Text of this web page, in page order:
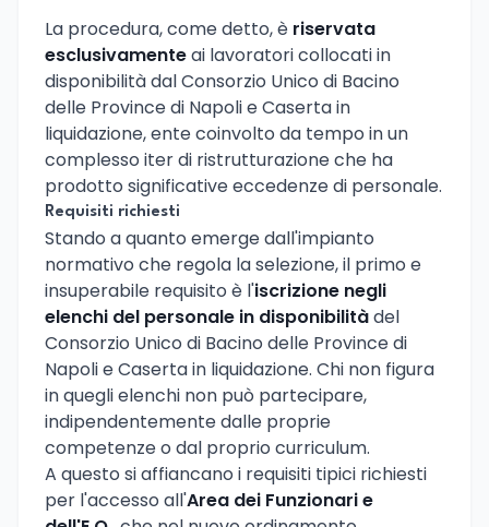
La procedura, come detto, è riservata
esclusivamenteai lavoratori collocati in
disponibilità dal Consorzio Unico di Bacino
delle Province di Napoli e Caserta in
liquidazione, ente coinvolto da tempo in un
complesso iter di ristrutturazione che ha
prodotto significative eccedenze di personale.
Requisiti richiesti
Stando a quanto emerge dall'impianto
normativo che regola la selezione, il primo e
insuperabile requisito è l'iscrizione negli
elenchi del personale in disponibilitàdel
Consorzio Unico di Bacino delle Province di
Napoli e Caserta in liquidazione. Chi non figura
in quegli elenchi non può partecipare,
indipendentemente dalle proprie
competenze o dal proprio curriculum.
A questo si affiancano i requisiti tipici richiesti
per l'accesso all'Area dei Funzionari e